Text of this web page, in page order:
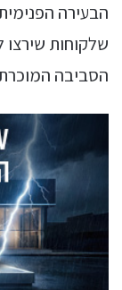
הבעירה
שלקוחות
הסביבה